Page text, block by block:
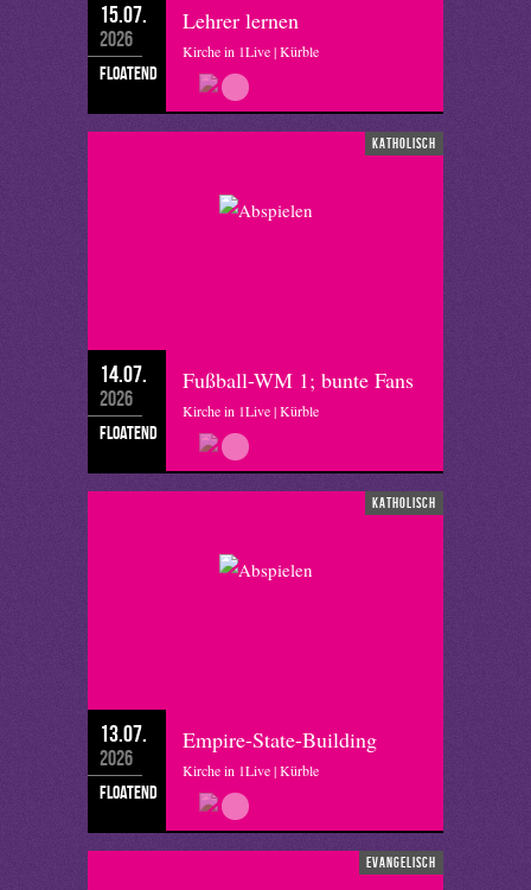
15.07.
2026
floatend
Lehrer lernen
Kirche in 1Live | Kürble
katholisch
14.07.
2026
floatend
Fußball-WM 1; bunte Fans
Kirche in 1Live | Kürble
katholisch
13.07.
2026
floatend
Empire-State-Building
Kirche in 1Live | Kürble
evangelisch